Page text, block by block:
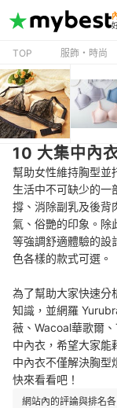
TOP 服飾・時尚
10 大集中內
幫助女性維持胸型並
生活中不可缺少的一
撐、消除副乳及後背
氣、俗艷的印象。除
等強調舒適體驗的設
色各樣的款式可選。
為了幫助大家快速分
知識，並網羅
薇、Wacoal華歌爾
中內衣，希望大家能
中內衣不僅解決胸型
快來看看吧！
網站內的評論與排名